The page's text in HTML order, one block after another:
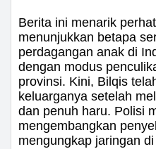
Berita ini menarik
menunjukkan betapa
perdagangan anak di
dengan modus
provinsi. Kini, Bilqis
keluarganya setelah
dan penuh haru. Polisi
mengembangkan
mengungkap jaringan